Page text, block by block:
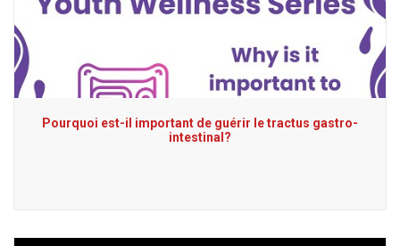
Pourquoi est-il important de guérir le tractus gastro-
intestinal?